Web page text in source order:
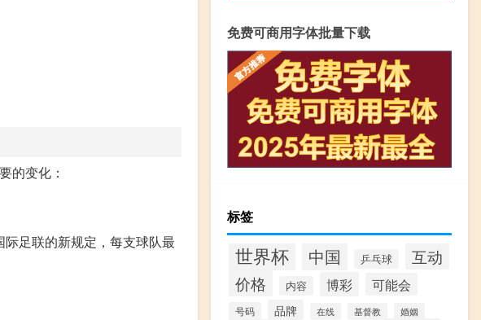
的变化：
足联的新规定，每支球队最
免费可商用字体批量下载
标签
世界杯 中国 乒乓球
互动
价格
内容 博彩 可能会
号码 品牌 在线 基督教 婚姻